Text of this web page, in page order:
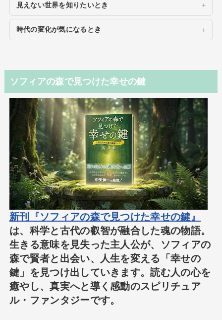
見えない世界を知りたいとき
時代の変化が気になるとき
ソフィアの森で見つけた幸せの鍵
新刊『ソフィアの森で見つけた幸せの鍵』
は、科学と古代の叡智が融合した魂の物語。
生きる意味を見失った主人公が、ソフィアの
森で賢者と出会い、人生を変える「幸せの
鍵」を見つけ出していきます。読む人の心を
癒やし、真実へと導く感動のスピリチュア
ル・ファンタジーです。